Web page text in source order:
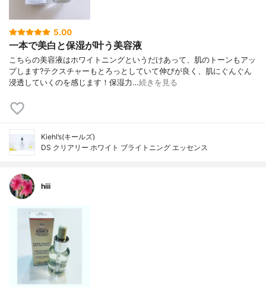
5.00
一本で美白と保湿が叶う美容液
こちらの美容液はホワイトニングというだけあって、肌のトーンもアッ
プします?テクスチャーもとろっとしていて伸びが良く、肌にぐんぐん
浸透していくのを感じます！保湿力…続きを見る
Kiehl’s(キールズ)
DS クリアリー ホワイト ブライトニング エッセンス
hiii